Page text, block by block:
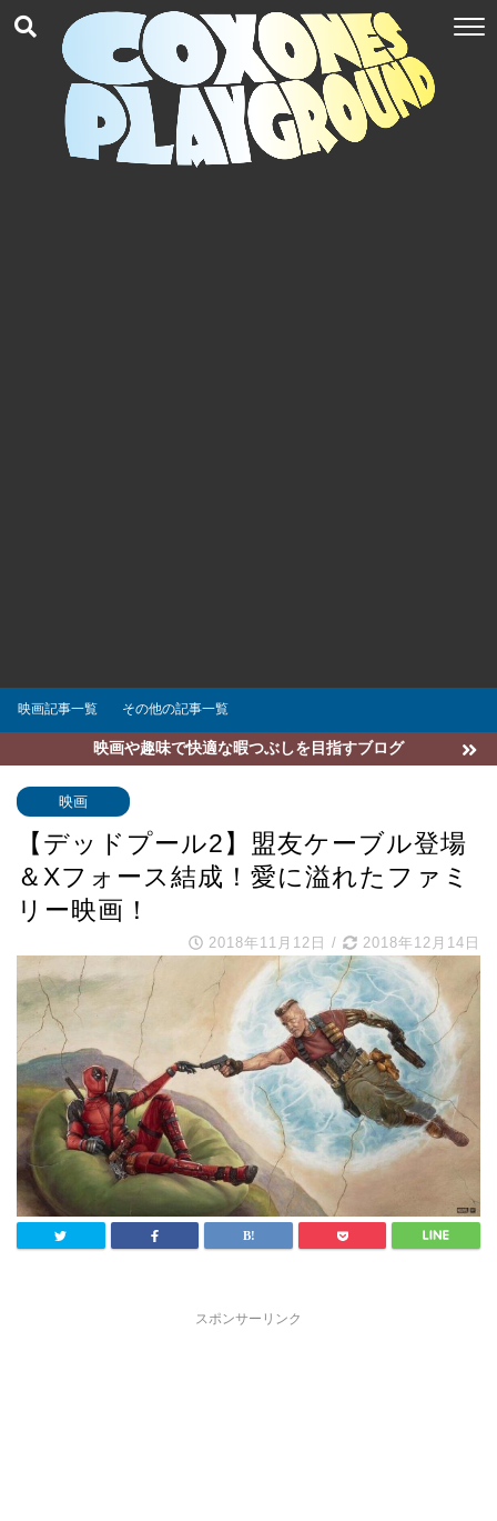
映画記事一覧 その他の記事一覧
映画や趣味で快適な暇つぶしを目指すブログ
映画
【デッドプール2】盟友ケーブル登場
＆Xフォース結成！愛に溢れたファミ
リー映画！
2018年11月12日 / 2018年12月14日
スポンサーリンク